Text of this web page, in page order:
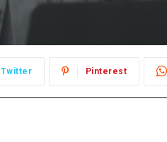
Twitter Pinterest